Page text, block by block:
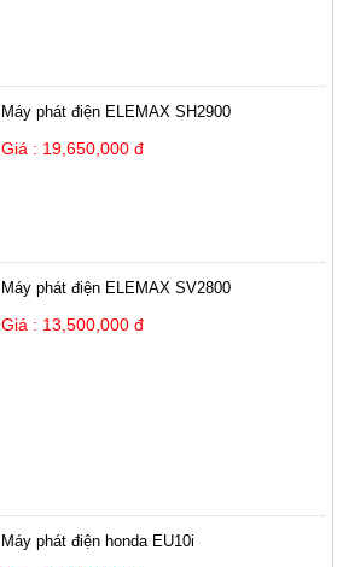
Máy phát điện ELEMAX SH2900
Giá : 19,650,000 đ
Máy phát điện ELEMAX SV2800
Giá : 13,500,000 đ
Máy phát điện honda EU10i